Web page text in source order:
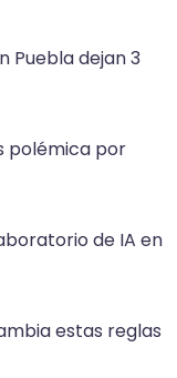
Coppel del
y sella su
Leagues Cup
Édgar
Puebla dejan 3
polémica por
de IA en
estas reglas